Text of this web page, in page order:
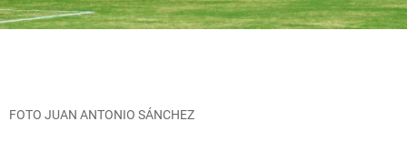
FOTO JUAN ANTONIO SÁNCHEZ